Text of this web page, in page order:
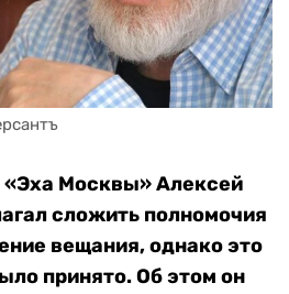
«Эха Москвы» Алексей
сложить полномочия
вещания, однако это
принято. Об этом он